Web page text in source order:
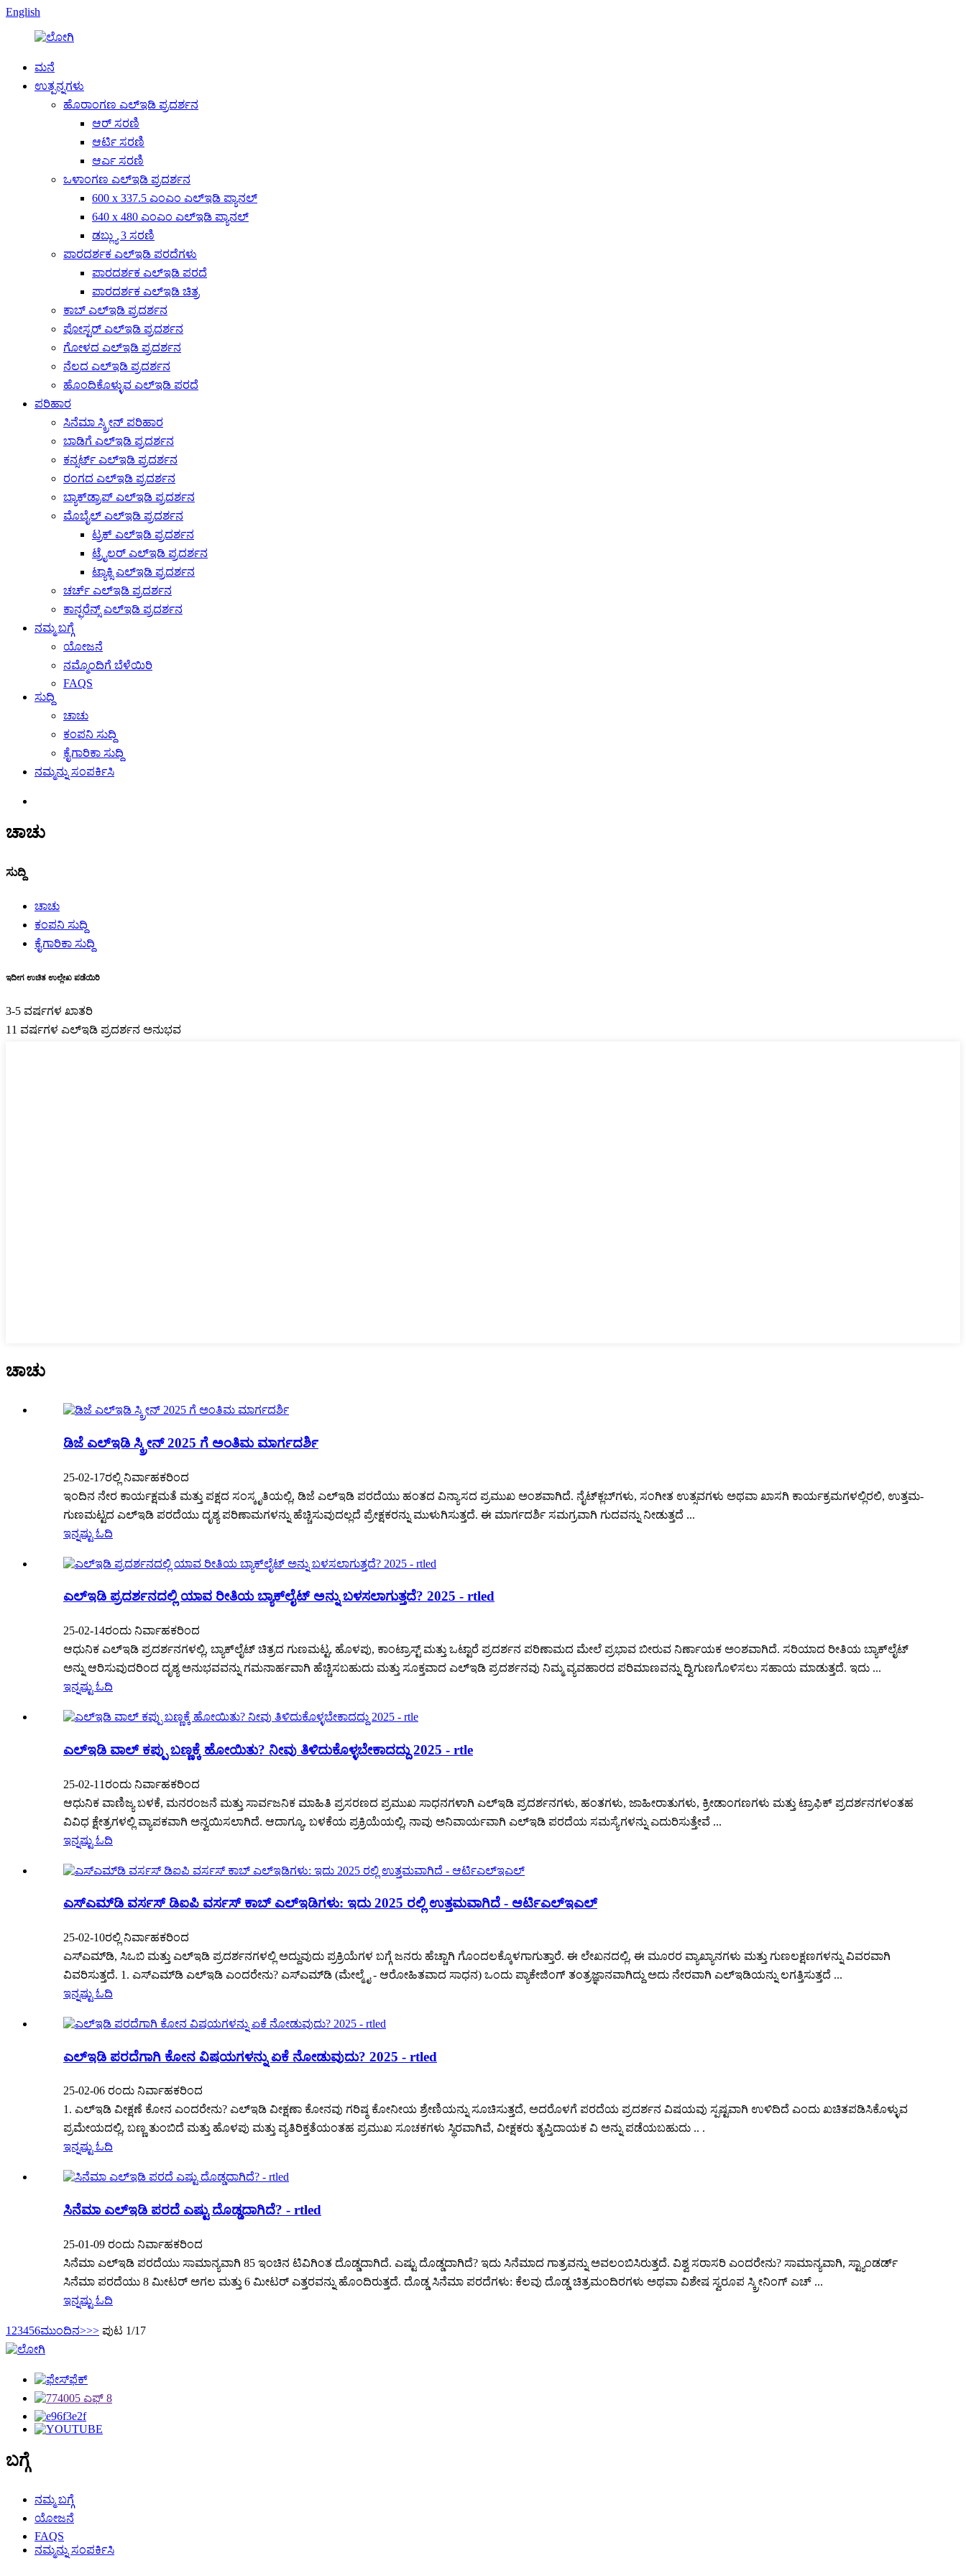
English
ಮನೆ
ಉತ್ಪನ್ನಗಳು
ಹೊರಾಂಗಣ ಎಲ್ಇಡಿ ಪ್ರದರ್ಶನ
ಆರ್ ಸರಣಿ
ಆರ್ಟಿ ಸರಣಿ
ಆರ್ಎ ಸರಣಿ
ಒಳಾಂಗಣ ಎಲ್ಇಡಿ ಪ್ರದರ್ಶನ
600 x 337.5 ಎಂಎಂ ಎಲ್ಇಡಿ ಪ್ಯಾನಲ್
640 x 480 ಎಂಎಂ ಎಲ್ಇಡಿ ಪ್ಯಾನಲ್
ಡಬ್ಲ್ಯು 3 ಸರಣಿ
ಪಾರದರ್ಶಕ ಎಲ್ಇಡಿ ಪರದೆಗಳು
ಪಾರದರ್ಶಕ ಎಲ್ಇಡಿ ಪರದೆ
ಪಾರದರ್ಶಕ ಎಲ್ಇಡಿ ಚಿತ್ರ
ಕಾಬ್ ಎಲ್ಇಡಿ ಪ್ರದರ್ಶನ
ಪೋಸ್ಟರ್ ಎಲ್ಇಡಿ ಪ್ರದರ್ಶನ
ಗೋಳದ ಎಲ್ಇಡಿ ಪ್ರದರ್ಶನ
ನೆಲದ ಎಲ್ಇಡಿ ಪ್ರದರ್ಶನ
ಹೊಂದಿಕೊಳ್ಳುವ ಎಲ್ಇಡಿ ಪರದೆ
ಪರಿಹಾರ
ಸಿನೆಮಾ ಸ್ಕ್ರೀನ್ ಪರಿಹಾರ
ಬಾಡಿಗೆ ಎಲ್ಇಡಿ ಪ್ರದರ್ಶನ
ಕನ್ಸರ್ಟ್ ಎಲ್ಇಡಿ ಪ್ರದರ್ಶನ
ರಂಗದ ಎಲ್ಇಡಿ ಪ್ರದರ್ಶನ
ಬ್ಯಾಕ್‌ಡ್ರಾಪ್ ಎಲ್ಇಡಿ ಪ್ರದರ್ಶನ
ಮೊಬೈಲ್ ಎಲ್ಇಡಿ ಪ್ರದರ್ಶನ
ಟ್ರಕ್ ಎಲ್ಇಡಿ ಪ್ರದರ್ಶನ
ಟ್ರೈಲರ್ ಎಲ್ಇಡಿ ಪ್ರದರ್ಶನ
ಟ್ಯಾಕ್ಸಿ ಎಲ್ಇಡಿ ಪ್ರದರ್ಶನ
ಚರ್ಚ್ ಎಲ್ಇಡಿ ಪ್ರದರ್ಶನ
ಕಾನ್ಫರೆನ್ಸ್ ಎಲ್ಇಡಿ ಪ್ರದರ್ಶನ
ನಮ್ಮ ಬಗ್ಗೆ
ಯೋಜನೆ
ನಮ್ಮೊಂದಿಗೆ ಬೆಳೆಯಿರಿ
FAQS
ಸುದ್ದಿ
ಚಾಚು
ಕಂಪನಿ ಸುದ್ದಿ
ಕೈಗಾರಿಕಾ ಸುದ್ದಿ
ನಮ್ಮನ್ನು ಸಂಪರ್ಕಿಸಿ
ಚಾಚು
ಸುದ್ದಿ
ಚಾಚು
ಕಂಪನಿ ಸುದ್ದಿ
ಕೈಗಾರಿಕಾ ಸುದ್ದಿ
ಇದೀಗ ಉಚಿತ ಉಲ್ಲೇಖ ಪಡೆಯಿರಿ
3-5 ವರ್ಷಗಳ ಖಾತರಿ
11 ವರ್ಷಗಳ ಎಲ್ಇಡಿ ಪ್ರದರ್ಶನ ಅನುಭವ
ಚಾಚು
ಡಿಜೆ ಎಲ್ಇಡಿ ಸ್ಕ್ರೀನ್ 2025 ಗೆ ಅಂತಿಮ ಮಾರ್ಗದರ್ಶಿ
25-02-17ರಲ್ಲಿ ನಿರ್ವಾಹಕರಿಂದ
ಇಂದಿನ ನೇರ ಕಾರ್ಯಕ್ಷಮತೆ ಮತ್ತು ಪಕ್ಷದ ಸಂಸ್ಕೃತಿಯಲ್ಲಿ, ಡಿಜೆ ಎಲ್ಇಡಿ ಪರದೆಯು ಹಂತದ ವಿನ್ಯಾಸದ ಪ್ರಮುಖ ಅಂಶವಾಗಿದೆ. ನೈಟ್‌ಕ್ಲಬ್‌ಗಳು, ಸಂಗೀತ ಉತ್ಸವಗಳು ಅಥವಾ ಖಾಸಗಿ ಕಾರ್ಯಕ್ರಮಗಳಲ್ಲಿರಲಿ, ಉತ್ತಮ-
ಗುಣಮಟ್ಟದ ಎಲ್ಇಡಿ ಪರದೆಯು ದೃಶ್ಯ ಪರಿಣಾಮಗಳನ್ನು ಹೆಚ್ಚಿಸುವುದಲ್ಲದೆ ಪ್ರೇಕ್ಷಕರನ್ನು ಮುಳುಗಿಸುತ್ತದೆ. ಈ ಮಾರ್ಗದರ್ಶಿ ಸಮಗ್ರವಾಗಿ ಗುದವನ್ನು ನೀಡುತ್ತದೆ ...
ಇನ್ನಷ್ಟು ಓದಿ
ಎಲ್ಇಡಿ ಪ್ರದರ್ಶನದಲ್ಲಿ ಯಾವ ರೀತಿಯ ಬ್ಯಾಕ್‌ಲೈಟ್ ಅನ್ನು ಬಳಸಲಾಗುತ್ತದೆ? 2025 - rtled
25-02-14ರಂದು ನಿರ್ವಾಹಕರಿಂದ
ಆಧುನಿಕ ಎಲ್ಇಡಿ ಪ್ರದರ್ಶನಗಳಲ್ಲಿ, ಬ್ಯಾಕ್‌ಲೈಟ್ ಚಿತ್ರದ ಗುಣಮಟ್ಟ, ಹೊಳಪು, ಕಾಂಟ್ರಾಸ್ಟ್ ಮತ್ತು ಒಟ್ಟಾರೆ ಪ್ರದರ್ಶನ ಪರಿಣಾಮದ ಮೇಲೆ ಪ್ರಭಾವ ಬೀರುವ ನಿರ್ಣಾಯಕ ಅಂಶವಾಗಿದೆ. ಸರಿಯಾದ ರೀತಿಯ ಬ್ಯಾಕ್‌ಲೈಟ್
ಅನ್ನು ಆರಿಸುವುದರಿಂದ ದೃಶ್ಯ ಅನುಭವವನ್ನು ಗಮನಾರ್ಹವಾಗಿ ಹೆಚ್ಚಿಸಬಹುದು ಮತ್ತು ಸೂಕ್ತವಾದ ಎಲ್ಇಡಿ ಪ್ರದರ್ಶನವು ನಿಮ್ಮ ವ್ಯವಹಾರದ ಪರಿಮಾಣವನ್ನು ದ್ವಿಗುಣಗೊಳಿಸಲು ಸಹಾಯ ಮಾಡುತ್ತದೆ. ಇದು ...
ಇನ್ನಷ್ಟು ಓದಿ
ಎಲ್ಇಡಿ ವಾಲ್ ಕಪ್ಪು ಬಣ್ಣಕ್ಕೆ ಹೋಯಿತು? ನೀವು ತಿಳಿದುಕೊಳ್ಳಬೇಕಾದದ್ದು 2025 - rtle
25-02-11ರಂದು ನಿರ್ವಾಹಕರಿಂದ
ಆಧುನಿಕ ವಾಣಿಜ್ಯ ಬಳಕೆ, ಮನರಂಜನೆ ಮತ್ತು ಸಾರ್ವಜನಿಕ ಮಾಹಿತಿ ಪ್ರಸರಣದ ಪ್ರಮುಖ ಸಾಧನಗಳಾಗಿ ಎಲ್ಇಡಿ ಪ್ರದರ್ಶನಗಳು, ಹಂತಗಳು, ಜಾಹೀರಾತುಗಳು, ಕ್ರೀಡಾಂಗಣಗಳು ಮತ್ತು ಟ್ರಾಫಿಕ್ ಪ್ರದರ್ಶನಗಳಂತಹ
ವಿವಿಧ ಕ್ಷೇತ್ರಗಳಲ್ಲಿ ವ್ಯಾಪಕವಾಗಿ ಅನ್ವಯಿಸಲಾಗಿದೆ. ಆದಾಗ್ಯೂ, ಬಳಕೆಯ ಪ್ರಕ್ರಿಯೆಯಲ್ಲಿ, ನಾವು ಅನಿವಾರ್ಯವಾಗಿ ಎಲ್ಇಡಿ ಪರದೆಯ ಸಮಸ್ಯೆಗಳನ್ನು ಎದುರಿಸುತ್ತೇವೆ ...
ಇನ್ನಷ್ಟು ಓದಿ
ಎಸ್‌ಎಮ್‌ಡಿ ವರ್ಸಸ್ ಡಿಐಪಿ ವರ್ಸಸ್ ಕಾಬ್ ಎಲ್ಇಡಿಗಳು: ಇದು 2025 ರಲ್ಲಿ ಉತ್ತಮವಾಗಿದೆ - ಆರ್ಟಿಎಲ್ಇಎಲ್
25-02-10ರಲ್ಲಿ ನಿರ್ವಾಹಕರಿಂದ
ಎಸ್‌ಎಮ್‌ಡಿ, ಸಿಒಬಿ ಮತ್ತು ಎಲ್ಇಡಿ ಪ್ರದರ್ಶನಗಳಲ್ಲಿ ಅದ್ದುವುದು ಪ್ರಕ್ರಿಯೆಗಳ ಬಗ್ಗೆ ಜನರು ಹೆಚ್ಚಾಗಿ ಗೊಂದಲಕ್ಕೊಳಗಾಗುತ್ತಾರೆ. ಈ ಲೇಖನದಲ್ಲಿ, ಈ ಮೂರರ ವ್ಯಾಖ್ಯಾನಗಳು ಮತ್ತು ಗುಣಲಕ್ಷಣಗಳನ್ನು ವಿವರವಾಗಿ
ವಿವರಿಸುತ್ತದೆ. 1. ಎಸ್‌ಎಮ್‌ಡಿ ಎಲ್ಇಡಿ ಎಂದರೇನು? ಎಸ್‌ಎಮ್‌ಡಿ (ಮೇಲ್ಮೈ - ಆರೋಹಿತವಾದ ಸಾಧನ) ಒಂದು ಪ್ಯಾಕೇಜಿಂಗ್ ತಂತ್ರಜ್ಞಾನವಾಗಿದ್ದು ಅದು ನೇರವಾಗಿ ಎಲ್ಇಡಿಯನ್ನು ಲಗತ್ತಿಸುತ್ತದೆ ...
ಇನ್ನಷ್ಟು ಓದಿ
ಎಲ್ಇಡಿ ಪರದೆಗಾಗಿ ಕೋನ ವಿಷಯಗಳನ್ನು ಏಕೆ ನೋಡುವುದು? 2025 - rtled
25-02-06 ರಂದು ನಿರ್ವಾಹಕರಿಂದ
1. ಎಲ್ಇಡಿ ವೀಕ್ಷಣೆ ಕೋನ ಎಂದರೇನು? ಎಲ್ಇಡಿ ವೀಕ್ಷಣಾ ಕೋನವು ಗರಿಷ್ಠ ಕೋನೀಯ ಶ್ರೇಣಿಯನ್ನು ಸೂಚಿಸುತ್ತದೆ, ಅದರೊಳಗೆ ಪರದೆಯ ಪ್ರದರ್ಶನ ವಿಷಯವು ಸ್ಪಷ್ಟವಾಗಿ ಉಳಿದಿದೆ ಎಂದು ಖಚಿತಪಡಿಸಿಕೊಳ್ಳುವ
ಪ್ರಮೇಯದಲ್ಲಿ, ಬಣ್ಣ ತುಂಬಿದೆ ಮತ್ತು ಹೊಳಪು ಮತ್ತು ವ್ಯತಿರಿಕ್ತತೆಯಂತಹ ಪ್ರಮುಖ ಸೂಚಕಗಳು ಸ್ಥಿರವಾಗಿವೆ, ವೀಕ್ಷಕರು ತೃಪ್ತಿದಾಯಕ ವಿ ಅನ್ನು ಪಡೆಯಬಹುದು .. .
ಇನ್ನಷ್ಟು ಓದಿ
ಸಿನೆಮಾ ಎಲ್ಇಡಿ ಪರದೆ ಎಷ್ಟು ದೊಡ್ಡದಾಗಿದೆ? - rtled
25-01-09 ರಂದು ನಿರ್ವಾಹಕರಿಂದ
ಸಿನೆಮಾ ಎಲ್ಇಡಿ ಪರದೆಯು ಸಾಮಾನ್ಯವಾಗಿ 85 ಇಂಚಿನ ಟಿವಿಗಿಂತ ದೊಡ್ಡದಾಗಿದೆ. ಎಷ್ಟು ದೊಡ್ಡದಾಗಿದೆ? ಇದು ಸಿನೆಮಾದ ಗಾತ್ರವನ್ನು ಅವಲಂಬಿಸಿರುತ್ತದೆ. ವಿಶ್ವ ಸರಾಸರಿ ಎಂದರೇನು? ಸಾಮಾನ್ಯವಾಗಿ, ಸ್ಟ್ಯಾಂಡರ್ಡ್
ಸಿನೆಮಾ ಪರದೆಯು 8 ಮೀಟರ್ ಅಗಲ ಮತ್ತು 6 ಮೀಟರ್ ಎತ್ತರವನ್ನು ಹೊಂದಿರುತ್ತದೆ. ದೊಡ್ಡ ಸಿನೆಮಾ ಪರದೆಗಳು: ಕೆಲವು ದೊಡ್ಡ ಚಿತ್ರಮಂದಿರಗಳು ಅಥವಾ ವಿಶೇಷ ಸ್ವರೂಪ ಸ್ಕ್ರೀನಿಂಗ್ ಎಚ್ ...
ಇನ್ನಷ್ಟು ಓದಿ
1 23456ಮುಂದಿನ>>> ಪುಟ 1/17
ಬಗ್ಗೆ
ನಮ್ಮ ಬಗ್ಗೆ
ಯೋಜನೆ
FAQS
ನಮ್ಮನ್ನು ಸಂಪರ್ಕಿಸಿ